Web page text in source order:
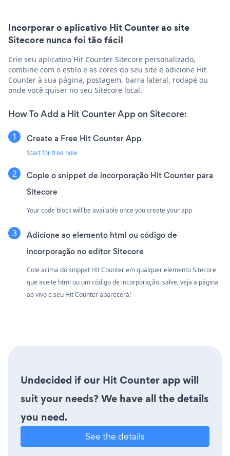
Incorporar o aplicativo Hit Counter ao site
Sitecore nunca foi tão fácil
Crie seu aplicativo Hit Counter Sitecore personalizado,
combine com o estilo e as cores do seu site e adicione Hit
Counter à sua página, postagem, barra lateral, rodapé ou
onde você quiser no seu Sitecore local.
How To Add a Hit Counter App on Sitecore:
Create a Free Hit Counter App
Start for free now
Copie o snippet de incorporação Hit Counter para
Sitecore
Your code block will be available once you create your app
Adicione ao elemento html ou código de
incorporação no editor Sitecore
Cole acima do snippet Hit Counter em qualquer elemento Sitecore
que aceite html ou um código de incorporação. salve, veja a página
ao vivo e seu Hit Counter aparecerá!
Undecided if our Hit Counter app will
suit your needs? We have all the details
you need.
See the details